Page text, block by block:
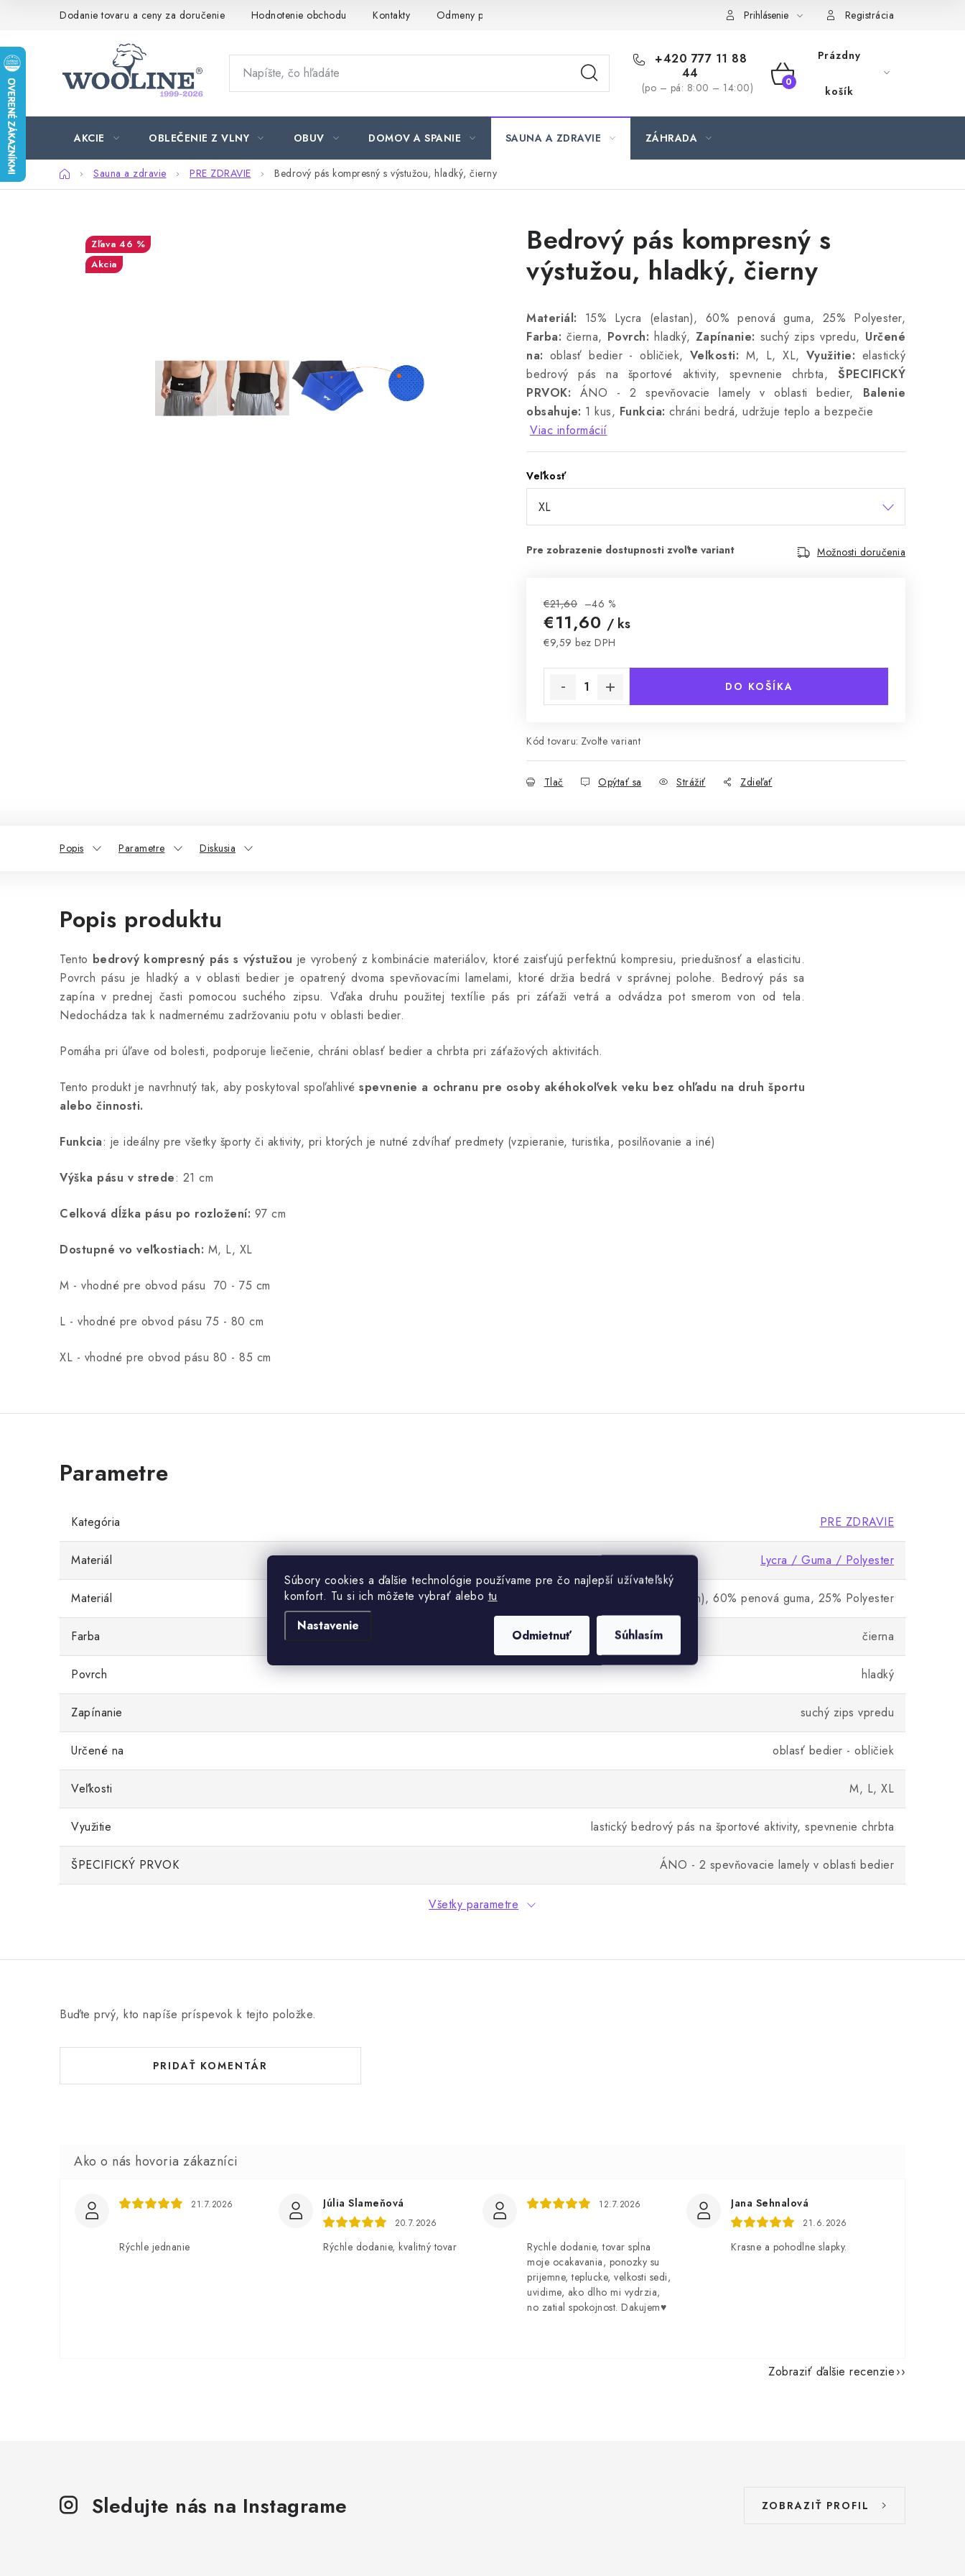
Súbory cookies a ďalšie technológie používame pre čo najlepší užívateľský
komfort. Tu si ich môžete vybrať alebo tu
Nastavenie
Odmietnuť Súhlasím
Dodanie tovaru a ceny za doručenie Hodnotenie obchodu Kontakty Odmeny pre našich zákazníkov Prihlásenie Registrácia
+420 777 11 88
44
(po – pá: 8:00 – 14:00)
NÁKUPNÝ
Prázdny
košík
AKCIE OBLEČENIE Z VLNY OBUV DOMOV A SPANIE SAUNA A ZDRAVIE ZÁHRADA
DomovSauna a zdravie PRE ZDRAVIE Bedrový pás kompresný s výstužou, hladký, čierny
Bedrový pás kompresný s
výstužou, hladký, čierny
Materiál: 15% Lycra (elastan), 60% penová guma, 25% Polyester,
Farba: čierna, Povrch: hladký, Zapínanie: suchý zips vpredu, Určené
na: oblasť bedier - obličiek, Veľkosti: M, L, XL, Využitie: elastický
bedrový pás na športové aktivity, spevnenie chrbta, ŠPECIFICKÝ
PRVOK: ÁNO - 2 spevňovacie lamely v oblasti bedier, Balenie
obsahuje: 1 kus, Funkcia: chráni bedrá, udržuje teplo a bezpečie
Viac informácií
Veľkosť
Možnosti doručenia
€21,60 –46 %
€11,60 / ks
€9,59 bez DPH
DO KOŠÍKA
Kód tovaru: Zvoľte variant
Tlač Opýtať sa Strážiť Zdieľať
46 %
Akcia
Popis Parametre Diskusia
Popis produktu
Tento bedrový kompresný pás s výstužou je vyrobený z kombinácie materiálov, ktoré zaisťujú perfektnú kompresiu, priedušnosť a elasticitu.
Povrch pásu je hladký a v oblasti bedier je opatrený dvoma spevňovacími lamelami, ktoré držia bedrá v správnej polohe. Bedrový pás sa
zapína v prednej časti pomocou suchého zipsu. Vďaka druhu použitej textílie pás pri záťaži vetrá a odvádza pot smerom von od tela.
Nedochádza tak k nadmernému zadržovaniu potu v oblasti bedier.
Pomáha pri úľave od bolesti, podporuje liečenie, chráni oblasť bedier a chrbta pri záťažových aktivitách.
Tento produkt je navrhnutý tak, aby poskytoval spoľahlivéspevnenie a ochranu pre osoby akéhokoľvek veku bez ohľadu na druh športu
alebo činnosti.
Funkcia: je ideálny pre všetky športy či aktivity, pri ktorých je nutné zdvíhať predmety (vzpieranie, turistika, posilňovanie a iné)
Výška pásu v strede: 21 cm
Celková dĺžka pásu po rozložení: 97 cm
Dostupné vo veľkostiach: M, L, XL
M - vhodné pre obvod pásu 70 - 75 cm
L - vhodné pre obvod pásu 75 - 80 cm
XL - vhodné pre obvod pásu 80 - 85 cm
Kategória PRE ZDRAVIE
Materiál Lycra / Guma / Polyester
Materiál 15% Lycra (elastan), 60% penová guma, 25% Polyester
Farba čierna
Povrch hladký
Zapínanie suchý zips vpredu
Určené na oblasť bedier - obličiek
Veľkosti M, L, XL
Využitie lastický bedrový pás na športové aktivity, spevnenie chrbta
ŠPECIFICKÝ PRVOK ÁNO - 2 spevňovacie lamely v oblasti bedier
Všetky parametre
Buďte prvý, kto napíše príspevok k tejto položke.
PRIDAŤ KOMENTÁR
21.7.2026
Rýchle jednanie
Júlia Slameňová
20.7.2026
Rýchle dodanie, kvalitný tovar
12.7.2026
Rychle dodanie, tovar splna
moje ocakavania, ponozky su
prijemne, teplucke, velkosti sedi,
uvidime, ako dlho mi vydrzia,
no zatial spokojnost. Dakujem♥️
Jana Sehnalová
21.6.2026
Krasne a pohodlne slapky.
Zobraziť ďalšie recenzie
Sledujte nás na Instagrame ZOBRAZIŤ PROFIL